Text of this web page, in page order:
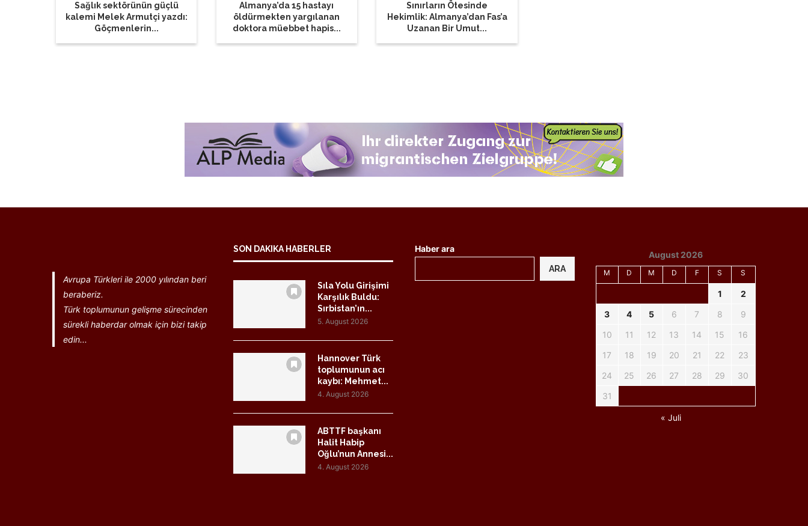
Sağlık sektörünün güçlü
kalemi Melek Armutçi yazdı:
Göçmenlerin...
Almanya’da 15 hastayı
öldürmekten yargılanan
doktora müebbet hapis...
Sınırların Ötesinde
Hekimlik: Almanya’dan Fas’a
Uzanan Bir Umut...
Avrupa Türkleri ile 2000 yılından beri
beraberiz.
Türk toplumunun gelişme sürecinden
sürekli haberdar olmak için bizi takip
edin...
SON DAKIKA HABERLER
Sıla Yolu Girişimi
Karşılık Buldu:
Sırbistan’ın...
5. August 2026
Hannover Türk
toplumunun acı
kaybı: Mehmet...
4. August 2026
ABTTF başkanı
Halit Habip
Oğlu’nun Annesi...
4. August 2026
Haber ara
ARA
August 2026
M D M D F S S
1
2
3
4 5 6 7 8
9
10
11 12 13 14 15
16
17
18 19 20 21 22
23
24
25 26 27 28 29
30
31
« Juli